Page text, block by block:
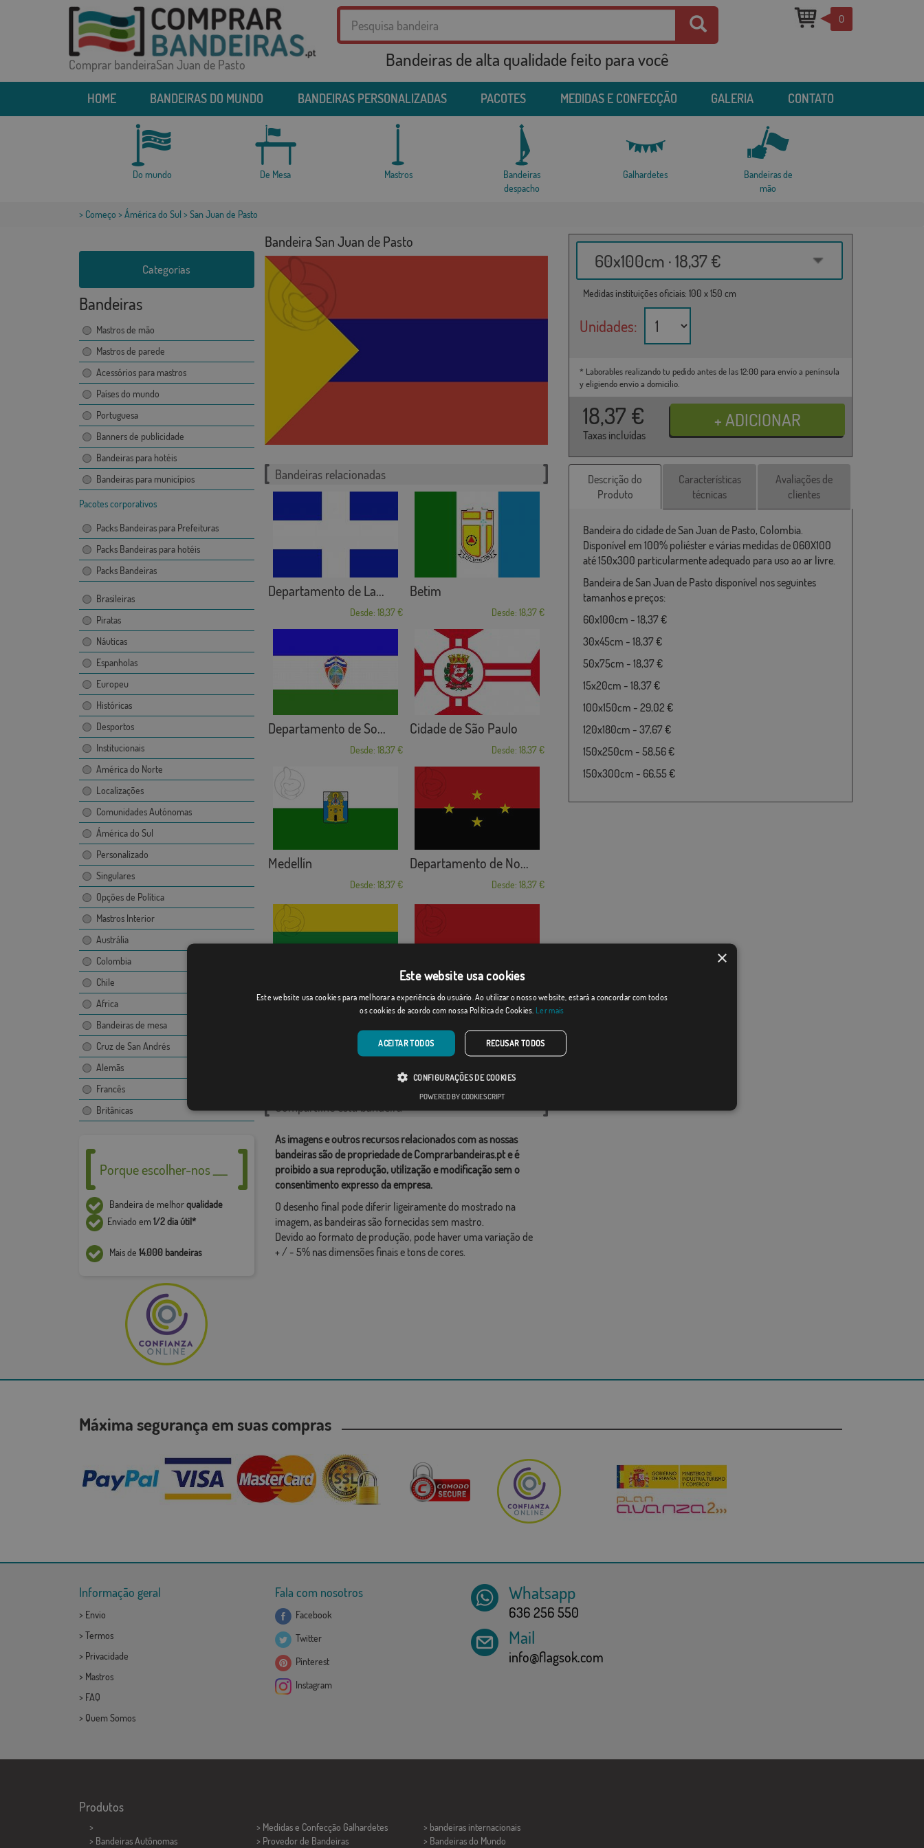
Comprar bandeiraSan Juan de Pasto Bandeiras de alta qualidade feito para você
0
HOME BANDEIRAS DO MUNDO BANDEIRAS PERSONALIZADAS PACOTES MEDIDAS E CONFECÇÃO GALERIA CONTATO
Do mundo De Mesa Mastros
Bandeiras
despacho
Galhardetes
Bandeiras de
mão
> Começo > Ámérica do Sul > San Juan de Pasto
Categorias
Bandeiras
Mastros de mão
Mastros de parede
Acessórios para mastros
Países do mundo
Portuguesa
Banners de publicidade
Bandeiras para hotéis
Bandeiras para municípios
Pacotes corporativos
Packs Bandeiras para Prefeituras
Packs Bandeiras para hotéis
Packs Bandeiras
Brasileiras
Piratas
Náuticas
Espanholas
Europeu
Históricas
Desportos
Institucionais
América do Norte
Localizações
Comunidades Autónomas
Ámérica do Sul
Personalizado
Singulares
Opções de Política
Mastros Interior
Austrália
Colombia
Chile
Africa
Bandeiras de mesa
Cruz de San Andrés
Alemãs
Francês
Britânicas
Porque escolher-nos ___
Bandeira de melhorqualidade
Enviado em1/2 dia útil*
Mais de 14.000 bandeiras
Bandeira San Juan de Pasto
60x100cm · 18,37 €
Medidas instituições oficiais: 100 x 150 cm
Unidades:
* Laborables realizando tu pedido antes de las 12:00 para envío a península
y eligiendo envío a domicilio.
18,37 €
Taxas incluídas
Bandeiras relacionadas
Departamento de La...
Desde: 18,37 €
Betim
Desde: 18,37 €
Departamento de So...
Desde: 18,37 €
Cidade de São Paulo
Desde: 18,37 €
Medellín
Desde: 18,37 €
Departamento de No...
Desde: 18,37 €
Ibagué San Ramón
Categorias relacionadas:
Compartilhe esta bandeira
As imagens e outros recursos relacionados com as nossas
bandeiras são de propriedade de Comprarbandeiras.pt e é
proibido a sua reprodução, utilização e modificação sem o
consentimento expresso da empresa.
O desenho final pode diferir ligeiramente do mostrado na
imagem, as bandeiras são fornecidas sem mastro.
Devido ao formato de produção, pode haver uma variação de
+ / - 5% nas dimensões finais e tons de cores.
Descrição do
Produto
Características
técnicas
Avaliações de
clientes
Bandeira do cidade de San Juan de Pasto, Colombia.
Disponível em 100% poliéster e várias medidas de 060X100
até 150x300 particularmente adequado para uso ao ar livre.
Bandeira de San Juan de Pasto disponível nos seguintes
tamanhos e preços:
60x100cm - 18,37 €
30x45cm - 18,37 €
50x75cm - 18,37 €
15x20cm - 18,37 €
100x150cm - 29,02 €
120x180cm - 37,67 €
150x250cm - 58,56 €
150x300cm - 66,55 €
Máxima segurança em suas compras
Informação geral
> Envio
> Termos
> Privacidade
> Mastros
> FAQ
> Quem Somos
Fala com nosotros
Facebook
Twitter
Pinterest
Instagram
Whatsapp
636 256 550
Mail
info@flagsok.com
Produtos
>
> Bandeiras Autônomas
> Medidas e Confecção Galhardetes
> Provedor de Bandeiras
> bandeiras internacionais
> Bandeiras do Mundo
×
Este website usa cookies
Este website usa cookies para melhorar a experiência do usuário. Ao utilizar o nosso website, estará a concordar com todos
os cookies de acordo com nossa Política de Cookies. Ler mais
ACEITAR TODOS RECUSAR TODOS
CONFIGURAÇÕES DE COOKIES
POWERED BY COOKIESCRIPT